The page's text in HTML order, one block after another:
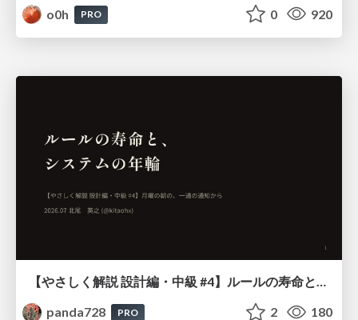
o0h
PRO 0 920
【やさしく解説 設計編・中級 #4】ルールの寿命と、システムの年輪
panda728
PRO 2 180